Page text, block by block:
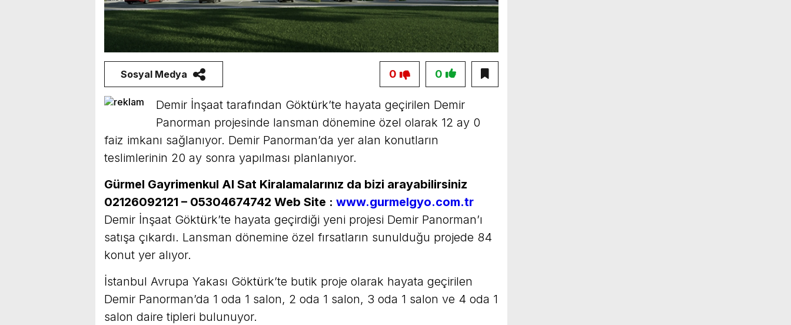
Sosyal Medya 0
0
Demir İnşaat tarafından Göktürk’te hayata geçirilen Demir
Panorman projesinde lansman dönemine özel olarak 12 ay 0
faiz imkanı sağlanıyor. Demir Panorman’da yer alan konutların
teslimlerinin 20 ay sonra yapılması planlanıyor.
Gürmel Gayrimenkul Al Sat Kiralamalarınız da bizi arayabilirsiniz
02126092121 – 05304674742 Web Site : www.gurmelgyo.com.tr
Demir İnşaat Göktürk’te hayata geçirdiği yeni projesi Demir Panorman’ı
satışa çıkardı. Lansman dönemine özel fırsatların sunulduğu projede 84
konut yer alıyor.
İstanbul Avrupa Yakası Göktürk’te butik proje olarak hayata geçirilen
Demir Panorman’da 1 oda 1 salon, 2 oda 1 salon, 3 oda 1 salon ve 4 oda 1
salon daire tipleri bulunuyor.